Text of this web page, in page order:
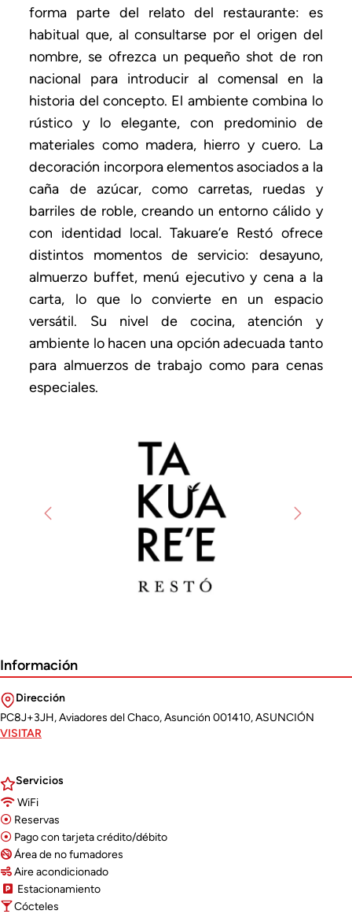
forma parte del relato del restaurante: es
habitual que, al consultarse por el origen del
nombre, se ofrezca un pequeño shot de ron
nacional para introducir al comensal en la
historia del concepto. El ambiente combina lo
rústico y lo elegante, con predominio de
materiales como madera, hierro y cuero. La
decoración incorpora elementos asociados a la
caña de azúcar, como carretas, ruedas y
barriles de roble, creando un entorno cálido y
con identidad local. Takuare’e Restó ofrece
distintos momentos de servicio: desayuno,
almuerzo buffet, menú ejecutivo y cena a la
carta, lo que lo convierte en un espacio
versátil. Su nivel de cocina, atención y
ambiente lo hacen una opción adecuada tanto
para almuerzos de trabajo como para cenas
especiales.
Previous
Información
Dirección
PC8J+3JH, Aviadores del Chaco, Asunción 001410, ASUNCIÓN
VISITAR
Servicios
WiFi
Reservas
Pago con tarjeta crédito/débito
Área de no fumadores
Aire acondicionado
Estacionamiento
Cócteles